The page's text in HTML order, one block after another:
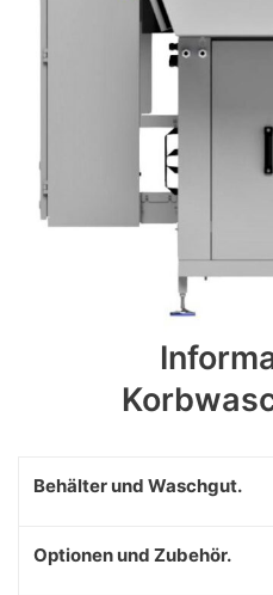
Behälter und Waschgut.
Optionen und Zubehör.